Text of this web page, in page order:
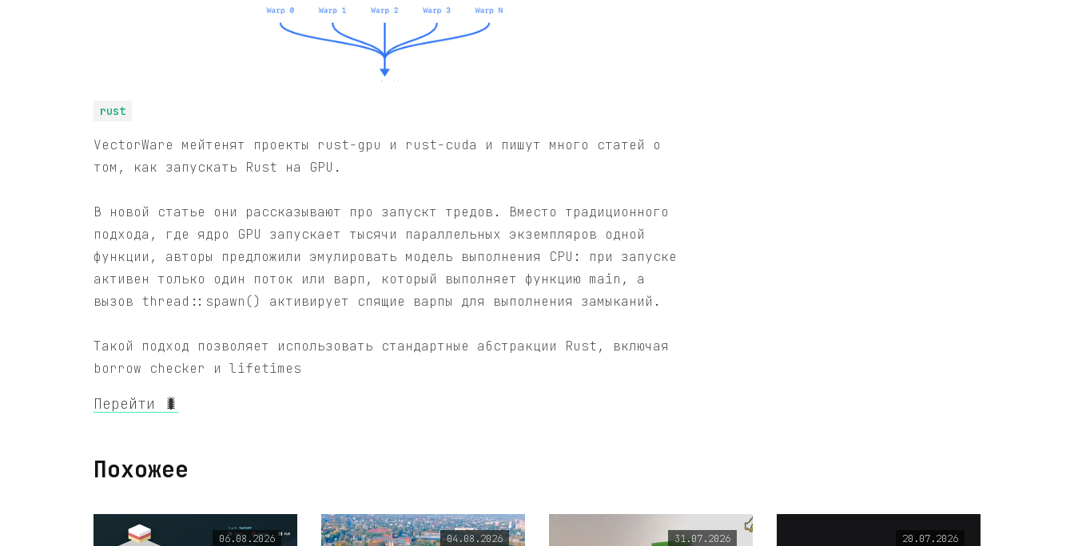
rust
VectorWare мейтенят проекты rust-gpu и rust-cuda и пишут много статей о
том, как запускать Rust на GPU.
В новой статье они рассказывают про запускт тредов. Вместо традиционного
подхода, где ядро GPU запускает тысячи параллельных экземпляров одной
функции, авторы предложили эмулировать модель выполнения CPU: при запуске
активен только один поток или варп, который выполняет функцию main, а
вызов thread::spawn() активирует спящие варпы для выполнения замыканий.
Такой подход позволяет использовать стандартные абстракции Rust, включая
borrow checker и lifetimes
Перейти 🐛
Похожее
06.08.2026 04.08.2026 31.07.2026 20.07.2026